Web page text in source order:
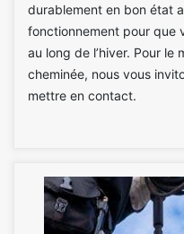
durablement en bon état
fonctionnement pour que
au long de l’hiver. Pour le
cheminée, nous vous
mettre en contact.